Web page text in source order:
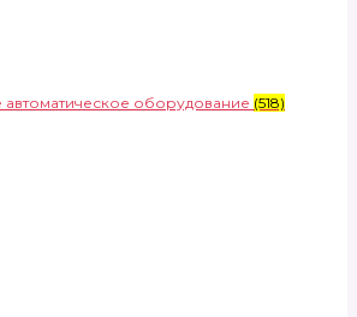
оборудование (518)